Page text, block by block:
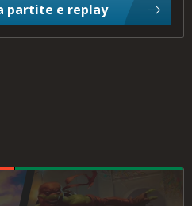
partite e replay